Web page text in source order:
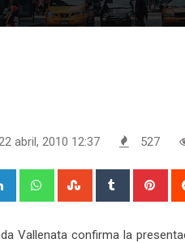
abril, 2010 12:37 527
LinkedIn WhatsappStumbleUpon
Tumblr
Vallenata confirma la